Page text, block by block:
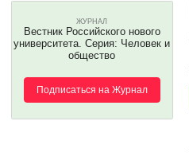
ЖУРНАЛ
Вестник Российского нового
университета. Серия: Человек и
общество
Подписаться на Журнал